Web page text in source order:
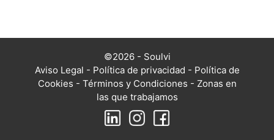
©2026 - Soulvi
Aviso Legal - Política de privacidad - Política de
Cookies - Términos y Condiciones - Zonas en
las que trabajamos